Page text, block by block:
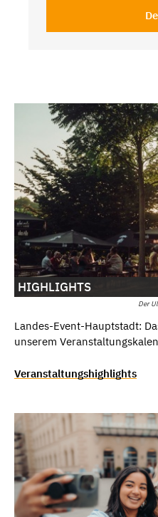
Der
HIGHLIGHTS
Landes-Event-Hauptstadt:
unserem
Veranstaltungshighlights